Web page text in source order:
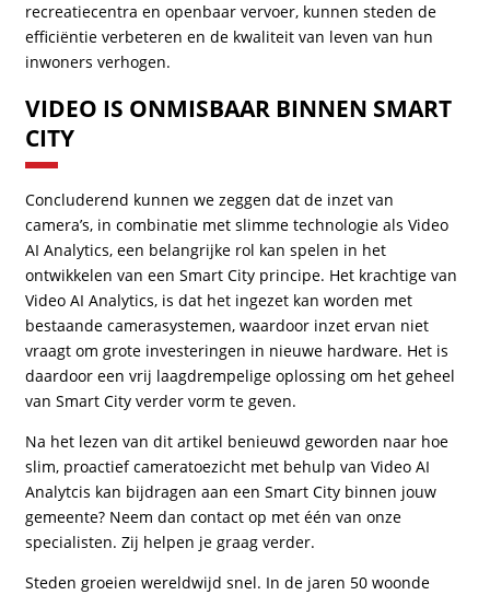
recreatiecentra en openbaar vervoer, kunnen steden de
efficiëntie verbeteren en de kwaliteit van leven van hun
inwoners verhogen.
VIDEO IS ONMISBAAR BINNEN SMART
CITY
Concluderend kunnen we zeggen dat de inzet van
camera’s, in combinatie met slimme technologie als Video
AI Analytics, een belangrijke rol kan spelen in het
ontwikkelen van een Smart City principe. Het krachtige van
Video AI Analytics, is dat het ingezet kan worden met
bestaande camerasystemen, waardoor inzet ervan niet
vraagt om grote investeringen in nieuwe hardware. Het is
daardoor een vrij laagdrempelige oplossing om het geheel
van Smart City verder vorm te geven.
Na het lezen van dit artikel benieuwd geworden naar hoe
slim, proactief cameratoezicht met behulp van Video AI
Analytcis kan bijdragen aan een Smart City binnen jouw
gemeente? Neem dan contact op met één van onze
specialisten. Zij helpen je graag verder.
Steden groeien wereldwijd snel. In de jaren 50 woonde